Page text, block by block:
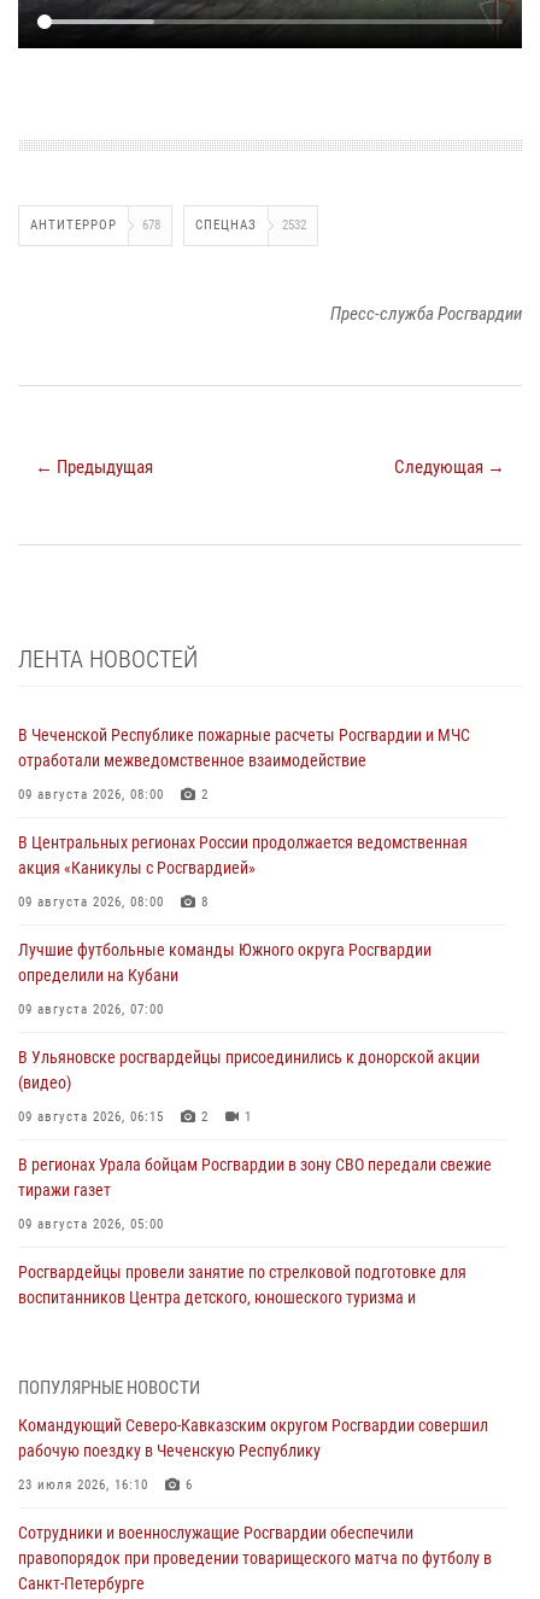
АНТИТЕРРОР 678 СПЕЦНАЗ 2532
Пресс-служба Росгвардии
← Предыдущая Следующая →
ЛЕНТА НОВОСТЕЙ
В Чеченской Республике пожарные расчеты Росгвардии и МЧС
отработали межведомственное взаимодействие
09 августа 2026, 08:00 2
В Центральных регионах России продолжается ведомственная
акция «Каникулы с Росгвардией»
09 августа 2026, 08:00 8
Лучшие футбольные команды Южного округа Росгвардии
определили на Кубани
09 августа 2026, 07:00
В Ульяновске росгвардейцы присоединились к донорской акции
(видео)
09 августа 2026, 06:15 2 1
В регионах Урала бойцам Росгвардии в зону СВО передали свежие
тиражи газет
09 августа 2026, 05:00
Росгвардейцы провели занятие по стрелковой подготовке для
воспитанников Центра детского, юношеского туризма и
проходит в Сибири
09 августа 2026, 04:00
Поклонной горе в Москве (видео)
08 августа 2026, 14:10 3
ПОПУЛЯРНЫЕ НОВОСТИ
Командующий Северо-Кавказским округом Росгвардии совершил
рабочую поездку в Чеченскую Республику
23 июля 2026, 16:10 6
Сотрудники и военнослужащие Росгвардии обеспечили
правопорядок при проведении товарищеского матча по футболу в
Санкт-Петербурге